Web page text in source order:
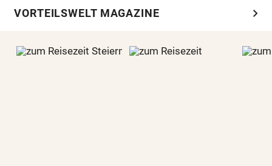
VORTEILSWELT MAGAZINE chevron_right